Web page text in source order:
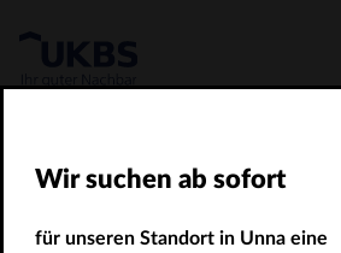
Wir suchen ab sofort
für unseren Standort in Unna eine